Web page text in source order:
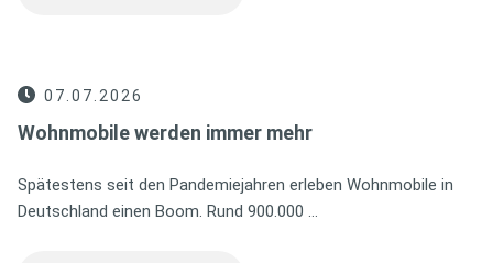
07.07.2026
Wohnmobile werden immer mehr
Spätestens seit den Pandemiejahren erleben Wohnmobile in
Deutschland einen Boom. Rund 900.000 …